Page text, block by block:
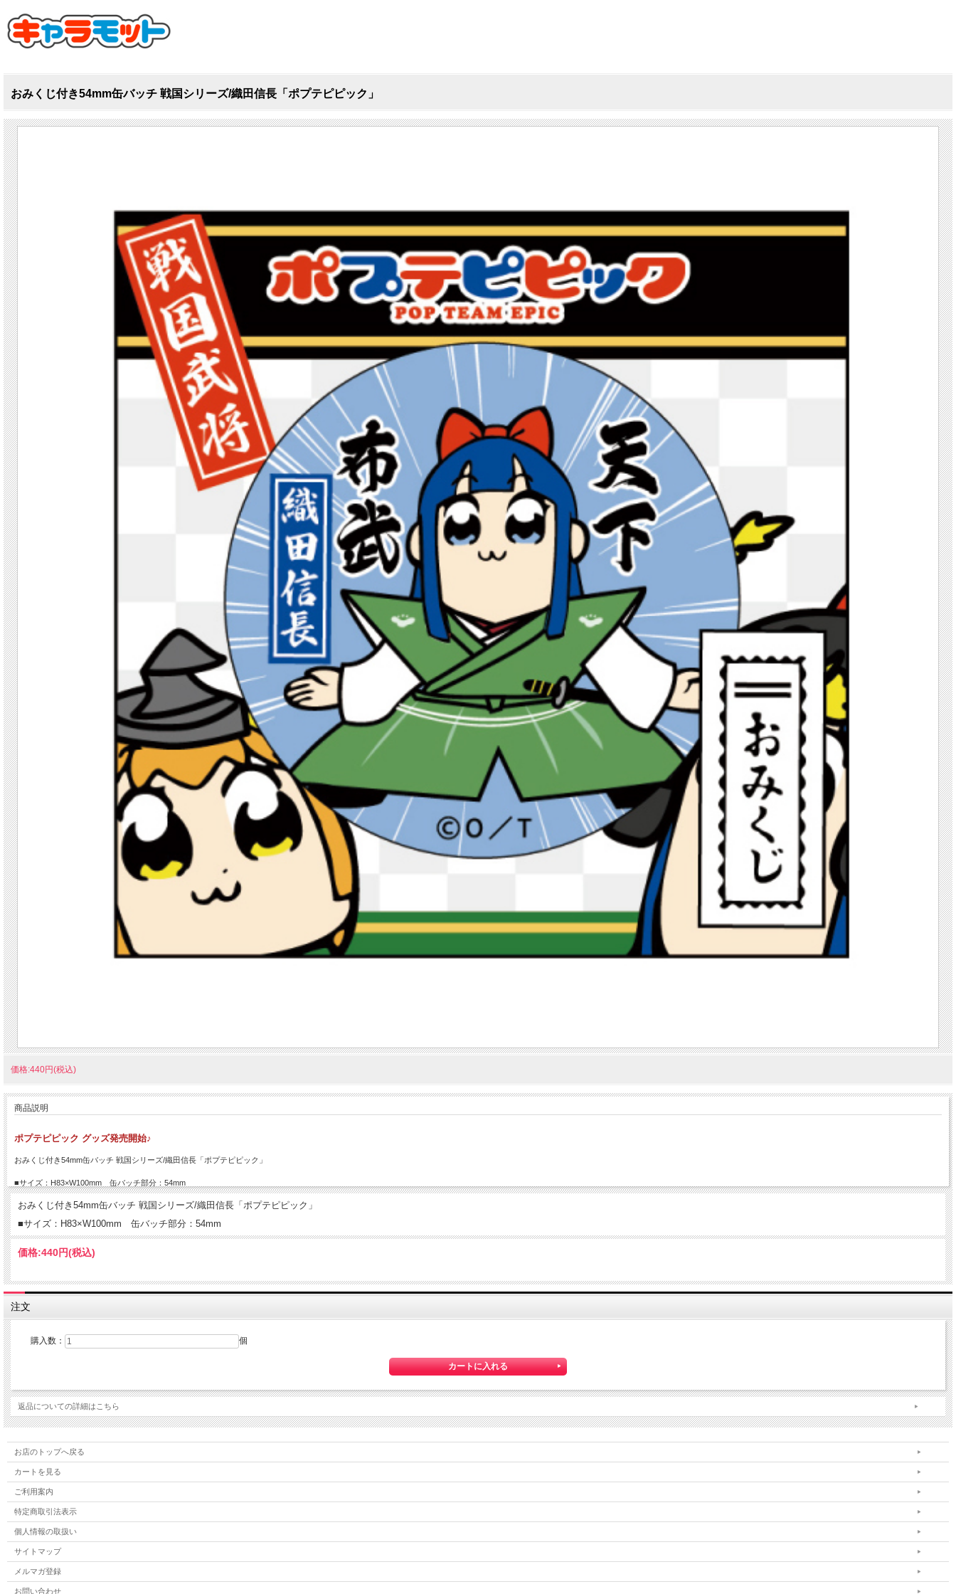
おみくじ付き54mm缶バッチ 戦国シリーズ/織田信長「ポプテピピック」
価格:440円(税込)
商品説明
ポプテピピック グッズ発売開始♪
おみくじ付き54mm缶バッチ 戦国シリーズ/織田信長「ポプテピピック」
■サイズ：H83×W100mm 缶バッチ部分：54mm
おみくじ付き54mm缶バッチ 戦国シリーズ/織田信長「ポプテピピック」
■サイズ：H83×W100mm 缶バッチ部分：54mm
価格:440円(税込)
注文
購入数： 個
返品についての詳細はこちら
お店のトップへ戻る
カートを見る
ご利用案内
特定商取引法表示
個人情報の取扱い
サイトマップ
メルマガ登録
お問い合わせ